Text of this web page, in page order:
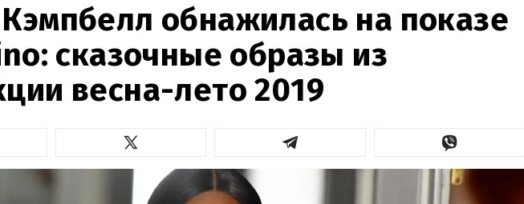
обнажилась на показе
сказочные образы из
весна-лето 2019